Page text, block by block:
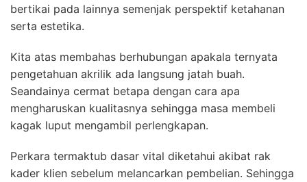
bertikai pada lainnya semenjak perspektif ketahanan
serta estetika.
Kita atas membahas berhubungan apakala ternyata
pengetahuan akrilik ada langsung jatah buah.
Seandainya cermat betapa dengan cara apa
mengharuskan kualitasnya sehingga masa membeli
kagak luput mengambil perlengkapan.
Perkara termaktub dasar vital diketahui akibat rak
kader klien sebelum melancarkan pembelian. Sehingga